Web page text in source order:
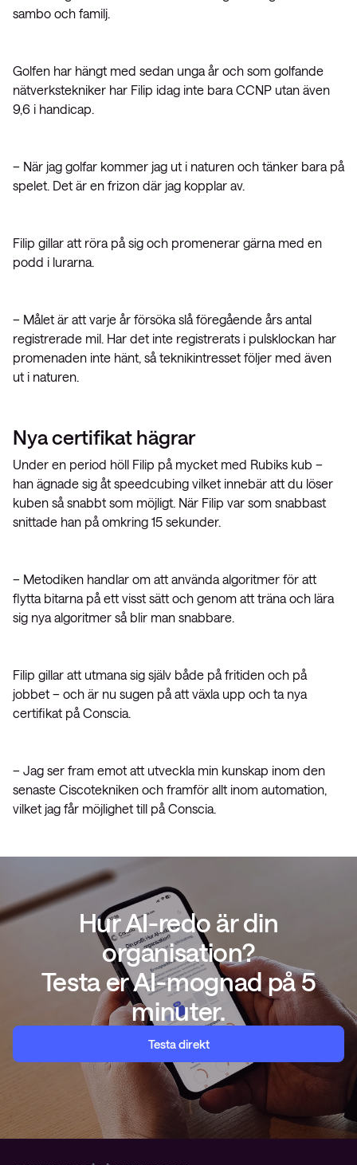
sambo och familj.
Golfen har hängt med sedan unga år och som golfande
nätverkstekniker har Filip idag inte bara CCNP utan även
9,6 i handicap.
– När jag golfar kommer jag ut i naturen och tänker bara på
spelet. Det är en frizon där jag kopplar av.
Filip gillar att röra på sig och promenerar gärna med en
podd i lurarna.
– Målet är att varje år försöka slå föregående års antal
registrerade mil. Har det inte registrerats i pulsklockan har
promenaden inte hänt, så teknikintresset följer med även
ut i naturen.
Nya certifikat hägrar
Under en period höll Filip på mycket med Rubiks kub –
han ägnade sig åt speedcubing vilket innebär att du löser
kuben så snabbt som möjligt. När Filip var som snabbast
snittade han på omkring 15 sekunder.
– Metodiken handlar om att använda algoritmer för att
flytta bitarna på ett visst sätt och genom att träna och lära
sig nya algoritmer så blir man snabbare.
Filip gillar att utmana sig själv både på fritiden och på
jobbet – och är nu sugen på att växla upp och ta nya
certifikat på Conscia.
– Jag ser fram emot att utveckla min kunskap inom den
senaste Ciscotekniken och framför allt inom automation,
vilket jag får möjlighet till på Conscia.
Hur AI-redo är din
organisation?
Testa er AI-mognad på 5
minuter.
Testa direkt